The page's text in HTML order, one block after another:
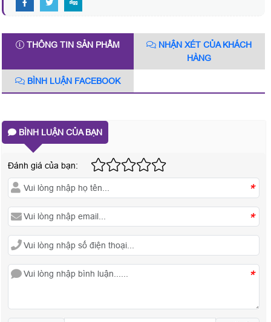
THÔNG TIN SẢN PHẨM
NHẬN XÉT CỦA KHÁCH
HÀNG
BÌNH LUẬN FACEBOOK
BÌNH LUẬN CỦA BẠN
Đánh giá của bạn:
*
*
*